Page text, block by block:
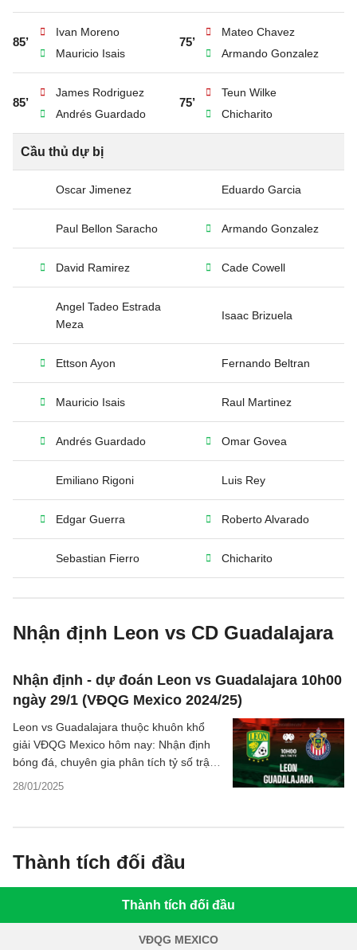
85’
Ivan Moreno
Mauricio Isais
75’
Mateo Chavez
Armando Gonzalez
85’
James Rodriguez
Andrés Guardado
75’
Teun Wilke
Chicharito
Cầu thủ dự bị
Oscar Jimenez Eduardo Garcia
Paul Bellon Saracho Armando Gonzalez
David Ramirez Cade Cowell
Angel Tadeo Estrada
Meza
Isaac Brizuela
Ettson Ayon Fernando Beltran
Mauricio Isais Raul Martinez
Andrés Guardado Omar Govea
Emiliano Rigoni Luis Rey
Edgar Guerra Roberto Alvarado
Sebastian Fierro Chicharito
Nhận định Leon vs CD Guadalajara
Nhận định - dự đoán Leon vs Guadalajara 10h00
ngày 29/1 (VĐQG Mexico 2024/25)
28/01/2025
Leon vs Guadalajara thuộc khuôn khổ
giải VĐQG Mexico hôm nay: Nhận định
bóng đá, chuyên gia phân tích tỷ số trận
đấu, thông tin dự đoán kết quả chi tiết.
Thành tích đối đầu
Thành tích đối đầu
VĐQG MEXICO